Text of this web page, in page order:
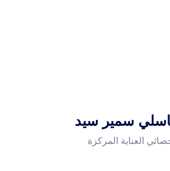
سمير سيد
العناية المركزة